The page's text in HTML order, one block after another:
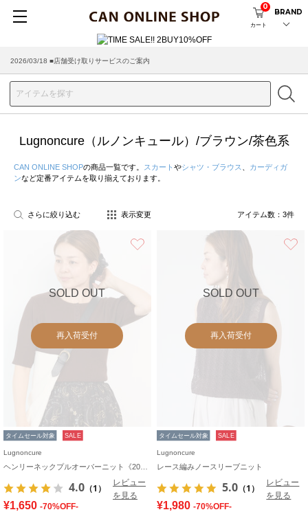
カート
0
BRAND
2026/03/18 ■店舗受け取りサービスのご案内
Lugnoncure（ルノンキュール）/ブラウン/茶色系
CAN ONLINE SHOPの商品一覧です。 スカート やシャツ・ブラウス
カーディガ
ンなど定番アイテムを取り揃えております。
さらに絞り込む 表示変更 アイテム数： 3件
SOLD OUT
再入荷受付
タイムセール対象 SALE
Lugnoncure
4.0 （1）
レビュー
を見る
¥1,650 -70%OFF-
SOLD OUT
再入荷受付
タイムセール対象 SALE
Lugnoncure
レース編みノースリーブニット
5.0 （1）
レビュー
を見る
¥1,980 -70%OFF-